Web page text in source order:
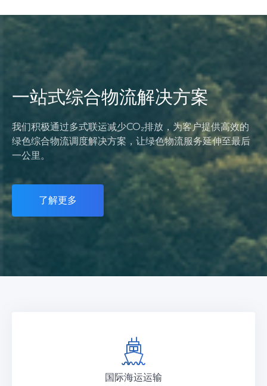
一站式综合物流解决方案
我们积极通过多式联运减少CO₂排放，为客户提供高效的
绿色综合物流调度解决方案，让绿色物流服务延伸至最后
一公里。
了解更多
国际海运运输